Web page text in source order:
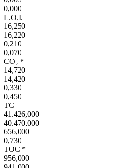
0,000
L.O.I.
16,250
16,220
0,210
0,070
CO₂ *
14,720
14,420
0,330
0,450
TC
41.426,000
40.470,000
656,000
0,730
TOC *
956,000